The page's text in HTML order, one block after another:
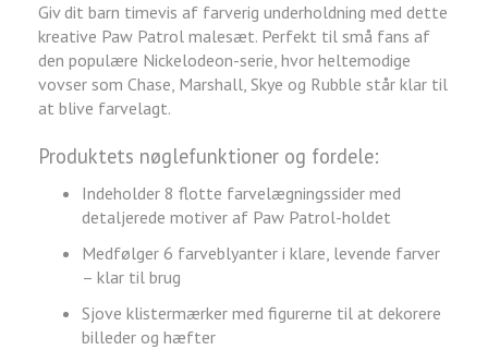
Giv dit barn timevis af farverig underholdning med dette
kreative Paw Patrol malesæt. Perfekt til små fans af
den populære Nickelodeon-serie, hvor heltemodige
vovser som Chase, Marshall, Skye og Rubble står klar til
at blive farvelagt.
Produktets nøglefunktioner og fordele:
Indeholder 8 flotte farvelægningssider med
detaljerede motiver af Paw Patrol-holdet
Medfølger 6 farveblyanter i klare, levende farver
– klar til brug
Sjove klistermærker med figurerne til at dekorere
billeder og hæfter